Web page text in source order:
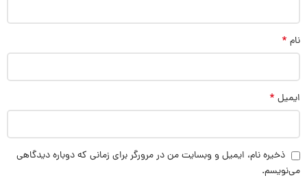
نام *
ایمیل *
ذخیره نام، ایمیل و وبسایت من در مرورگر برای زمانی که دوباره دیدگاهی
می‌نویسم.